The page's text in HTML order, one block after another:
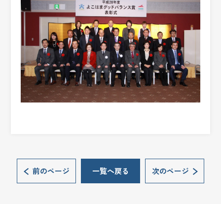
前のページ 一覧へ戻る 次のページ